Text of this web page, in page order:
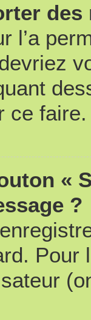
l’a
ce faire.
«
?
Pour